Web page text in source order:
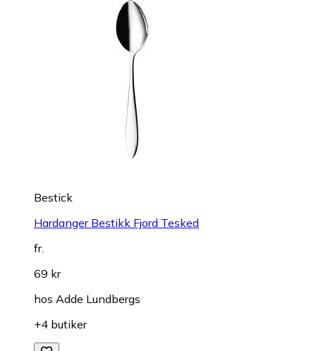
Bestick
Hardanger Bestikk Fjord Tesked
fr.
69 kr
hos Adde Lundbergs
+4 butiker